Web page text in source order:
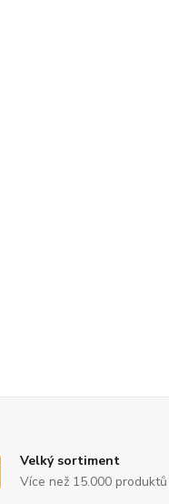
Velký sortiment
Více než 15.000 produktů